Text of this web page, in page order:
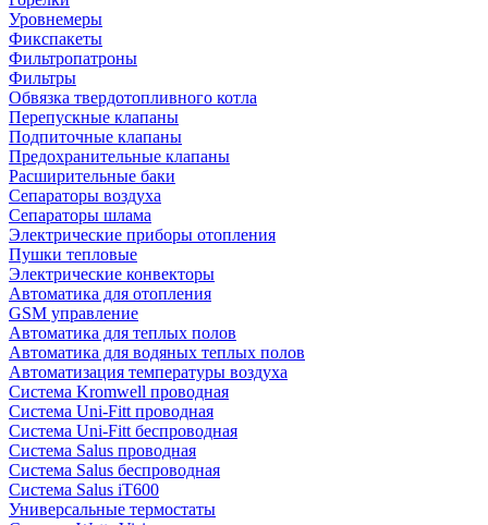
Уровнемеры
Фикспакеты
Фильтропатроны
Фильтры
Обвязка твердотопливного котла
Перепускные клапаны
Подпиточные клапаны
Предохранительные клапаны
Расширительные баки
Сепараторы воздуха
Сепараторы шлама
Электрические приборы отопления
Пушки тепловые
Электрические конвекторы
Автоматика для отопления
GSM управление
Автоматика для теплых полов
Автоматика для водяных теплых полов
Автоматизация температуры воздуха
Система Kromwell проводная
Система Uni-Fitt проводная
Система Uni-Fitt беспроводная
Система Salus проводная
Система Salus беспроводная
Система Salus iT600
Универсальные термостаты